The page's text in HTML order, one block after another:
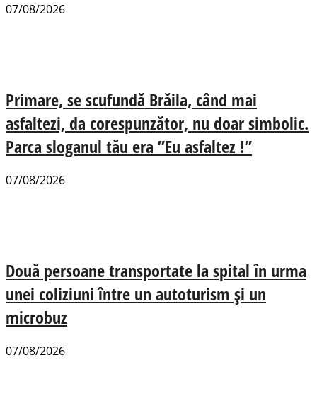
07/08/2026
Primare, se scufundă Brăila, când mai
asfaltezi, da corespunzător, nu doar simbolic.
Parca sloganul tău era ”Eu asfaltez !”
07/08/2026
Două persoane transportate la spital în urma
unei coliziuni între un autoturism și un
microbuz
07/08/2026